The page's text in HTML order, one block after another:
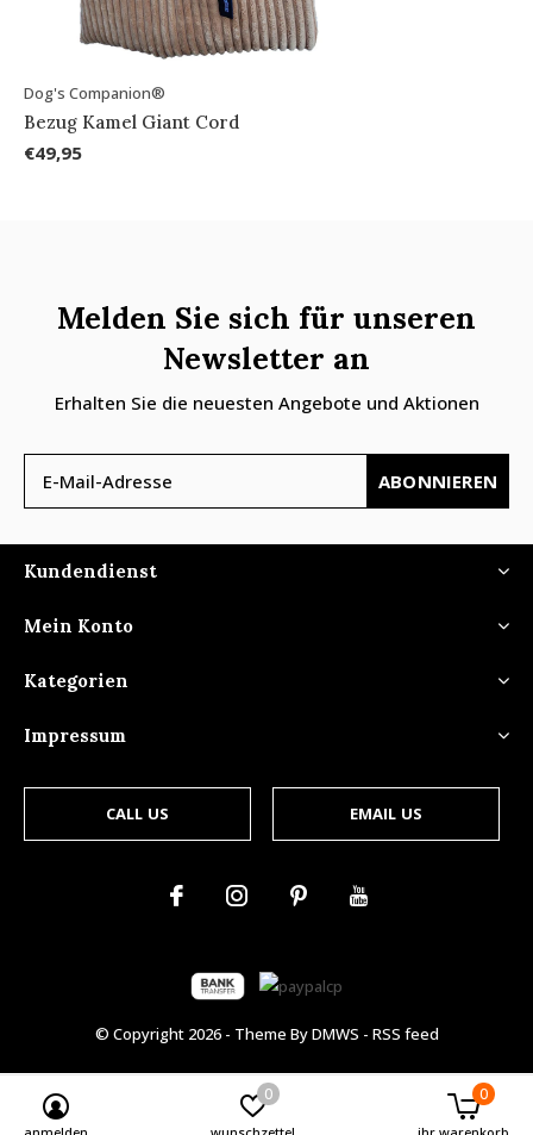
Dog's Companion®
Bezug Kamel Giant Cord
€49,95
Melden Sie sich für unseren
Newsletter an
Erhalten Sie die neuesten Angebote und Aktionen
ABONNIEREN
Kundendienst
Mein Konto
Kategorien
Impressum
CALL US EMAIL US
© Copyright 2026- Theme ByDMWS - RSS feed
0 0